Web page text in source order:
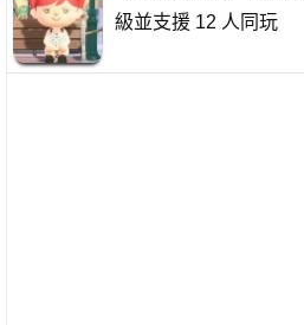
級並支援 12 人同玩